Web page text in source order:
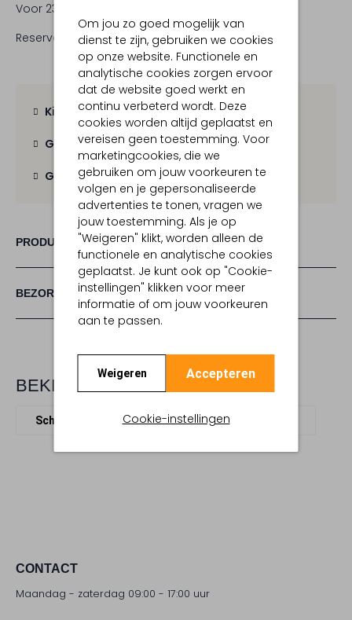
Om jou zo goed mogelijk van
dienst te zijn, gebruiken we cookies
op onze website. Functionele en
analytische cookies zorgen ervoor
dat de website goed werkt en
continu verbeterd wordt. Deze
cookies worden altijd geplaatst en
vereisen geen toestemming. Voor
marketingcookies, die we
gebruiken om jouw voorkeuren te
volgen en je gepersonaliseerde
advertenties te tonen, vragen we
jouw toestemming. Als je op
"Weigeren" klikt, worden alleen de
functionele en analytische cookies
geplaatst. Je kunt ook op "Cookie-
instellingen" klikken voor meer
informatie of om jouw voorkeuren
aan te passen.
Weigeren Accepteren
Cookie-instellingen
Voor 23:59 uur besteld,
Reserveer direct in een van onze 19 boutiques
Kies zelf je bezorgmoment
Gratis verzendingvanaf € 100,-
Gratis retourbinnen 30 dagen
PRODUCT INFORMATIE
BEZORGEN & RETOURNEREN
BEKIJK MEER
Schoudertassen Coccinelle
CONTACT
Maandag - zaterdag 09:00 - 17:00 uur